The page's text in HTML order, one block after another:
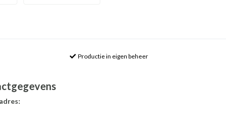
Productie in eigen beheer